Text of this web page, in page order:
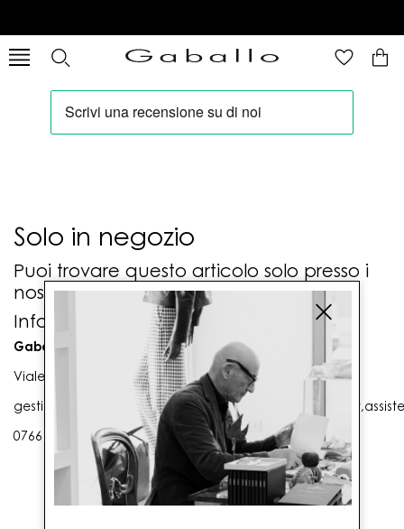
Solo in negozio
Puoi trovare questo articolo solo presso i
nostri punti vendita:
Info contatti
Gaballo Mario srl
Viale G. Matteotti n. 23 00053 Civitavecchia (RM)
0766 25656